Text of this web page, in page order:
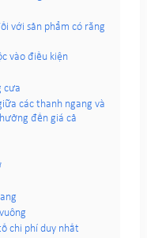
với sản phẩm có răng
vào điều kiện
cưa
các thanh ngang và
đến giá cả
chi phí duy nhất